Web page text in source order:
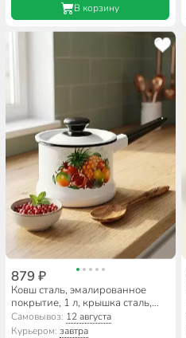
В корзину
879 ₽
Ковш сталь, эмалированное
покрытие, 1 л, крышка сталь,
стальная ручка, индукция,
Керченский металлургический
Самовывоз: 12 августа
Курьером:завтра